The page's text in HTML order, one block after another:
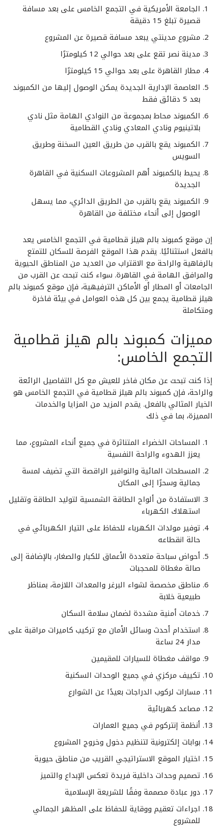
الجامعة الأمريكية في التجمع الخامس على بعد مسافة
قصيرة تبلغ 15 دقيقة
مشروع مدينتي يبعد مسافة قصيرة عن المشروع
مدينة نصر تقع على بعد حوالي 12 كيلومترًا
مطار القاهرة على بعد حوالي 15 كيلومترًا
العاصمة الإدارية الجديدة يمكن الوصول إليها من الكمبوند
بعد 5 دقائق فقط
الكمبوند محاط بمجموعة من النوادي الهامة مثل نادي
بلاتينيوم ونادي المعادي ونادي القطامية
الكمبوند يقع بالقرب من طريق العين السخنة وطريق
السويس
يحيط بالكمبوند أهم المشروعات السكنية في القاهرة
الجديدة
الكمبوند يقع بالقرب من الطريق الدائري، مما يسهل
الوصول إلى أنحاء مختلفة من القاهرة
إن موقع كمبوند بالم هيلز قطامية في التجمع الخامس يعد
بالفعل استثنائيًا. يقدم هذا الموقع الفرصة للسكان للتمتع
بالرفاهية والراحة مع الاقتراب من العديد من المناطق الحيوية
والمرافق الهامة في القاهرة. سواء كنت تبحث عن القرب من
الجامعات أو المطار أو الأماكن الترفيهية، فإن موقع كمبوند بالم
هيلز قطامية يجمع بين كل هذه العوامل في بيئة فاخرة
ومتكاملة
مميزات كمبوند بالم هيلز قطامية
التجمع الخامس:
إذا كنت تبحث عن مكان فاخر للعيش مع كل التفاصيل الرائعة
والراحة، فإن كمبوند بالم هيلز قطامية في التجمع الخامس هو
الخيار المثالي بالفعل. يقدم المزيد من المزايا والخدمات
المميزة، بما في ذلك
المساحات الخضراء المتناثرة في جميع أنحاء المشروع، مما
يعزز الهدوء والراحة النفسية
المسطحات المائية والنوافير الراقصة التي تضيف لمسة
جمالية وسحرًا إلى المكان
الاستفادة من ألواح الطاقة الشمسية لتوليد الطاقة وتقليل
استهلاك الكهرباء
توفير مولدات الكهرباء للحفاظ على التيار الكهربائي في
حالة انقطاعه
أحواض سباحة متعددة الأعماق للكبار والصغار، بالإضافة إلى
صالة مغطاة للمحجبات
مناطق مخصصة لشواء البرغر والمعدات اللازمة، بمناظر
طبيعية خلابة
خدمات أمنية مشددة لضمان سلامة السكان
استخدام أحدث وسائل الأمان مع تركيب كاميرات مراقبة على
مدار 24 ساعة
مواقف مغطاة للسيارات للمقيمين
تكييف مركزي في جميع الوحدات السكنية
مسارات لركوب الدراجات بعيدًا عن الشوارع
مصاعد كهربائية
أنظمة إنتركوم في جميع العمارات
بوابات إلكترونية لتنظيم دخول وخروج المشروع
اختيار الموقع الاستراتيجي القريب من مناطق حيوية
تصميم وحدات داخلية فريدة تعكس الإبداع والتميز
دور عبادة مصممة وفقًا للشريعة الإسلامية
اجراءات تعقيم ووقاية للحفاظ على المظهر الجمالي
للمشروع